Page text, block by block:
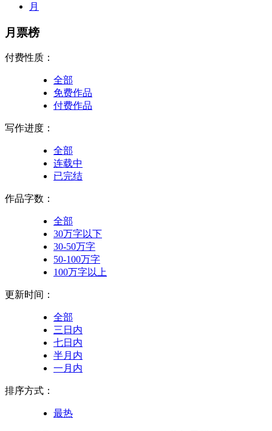
月
月票榜
付费性质：
全部
免费作品
付费作品
写作进度：
全部
连载中
已完结
作品字数：
全部
30万字以下
30-50万字
50-100万字
100万字以上
更新时间：
全部
三日内
七日内
半月内
一月内
排序方式：
最热